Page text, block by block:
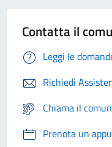
Contatta il
Leggi le
Richiedi
Chiama il
Prenota un